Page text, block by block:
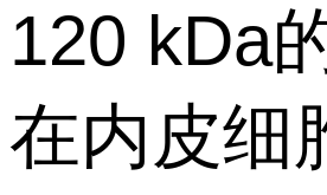
120 kDa
在内皮细